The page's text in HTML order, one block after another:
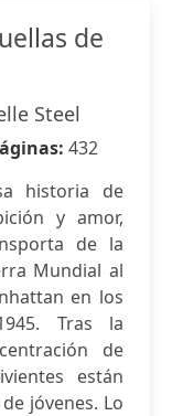
de
Steel
432
historia de
y amor,
de la
Mundial al
en los
Tras la
de
están
jóvenes. Lo